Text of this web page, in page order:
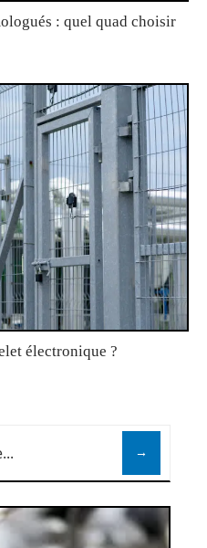
: quel quad choisir
électronique ?